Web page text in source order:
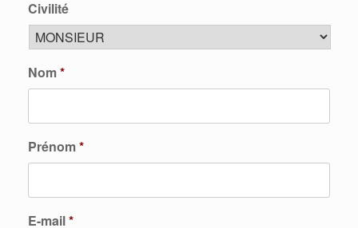
Civilité
Nom*
Prénom*
E-mail*